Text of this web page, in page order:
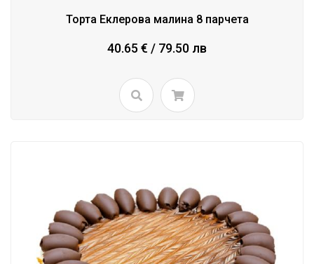
Торта Еклерова малина 8 парчета
40.65 € / 79.50 лв